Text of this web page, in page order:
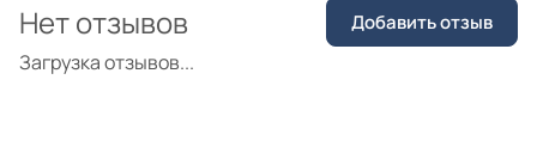
Загрузка отзывов...
Нет отзывов Добавить отзыв